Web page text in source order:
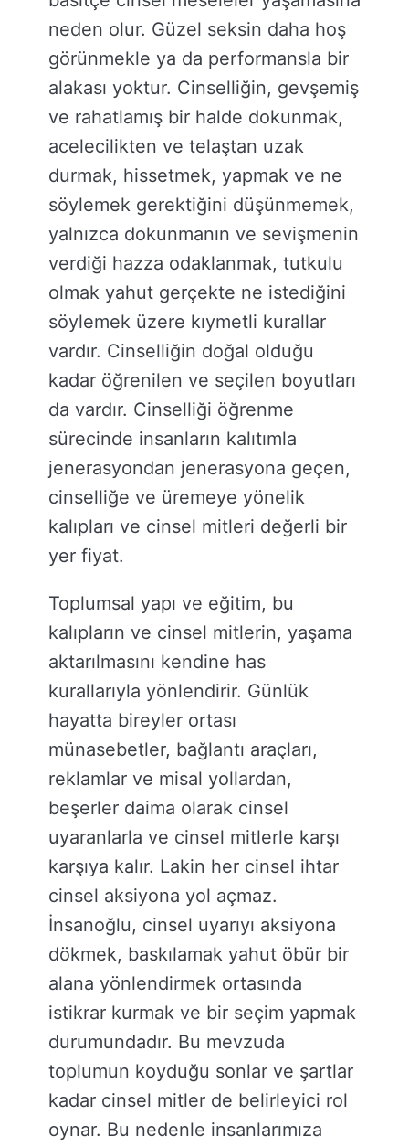
neden olur. Güzel seksin daha hoş
görünmekle ya da performansla bir
alakası yoktur. Cinselliğin, gevşemiş
ve rahatlamış bir halde dokunmak,
acelecilikten ve telaştan uzak
durmak, hissetmek, yapmak ve ne
söylemek gerektiğini düşünmemek,
yalnızca dokunmanın ve sevişmenin
verdiği hazza odaklanmak, tutkulu
olmak yahut gerçekte ne istediğini
söylemek üzere kıymetli kurallar
vardır. Cinselliğin doğal olduğu
kadar öğrenilen ve seçilen boyutları
da vardır. Cinselliği öğrenme
sürecinde insanların kalıtımla
jenerasyondan jenerasyona geçen,
cinselliğe ve üremeye yönelik
kalıpları ve cinsel mitleri değerli bir
yer fiyat.
Toplumsal yapı ve eğitim, bu
kalıpların ve cinsel mitlerin, yaşama
aktarılmasını kendine has
kurallarıyla yönlendirir. Günlük
hayatta bireyler ortası
münasebetler, bağlantı araçları,
reklamlar ve misal yollardan,
beşerler daima olarak cinsel
uyaranlarla ve cinsel mitlerle karşı
karşıya kalır. Lakin her cinsel ihtar
cinsel aksiyona yol açmaz.
İnsanoğlu, cinsel uyarıyı aksiyona
dökmek, baskılamak yahut öbür bir
alana yönlendirmek ortasında
istikrar kurmak ve bir seçim yapmak
durumundadır. Bu mevzuda
toplumun koyduğu sonlar ve şartlar
kadar cinsel mitler de belirleyici rol
oynar. Bu nedenle insanlarımıza